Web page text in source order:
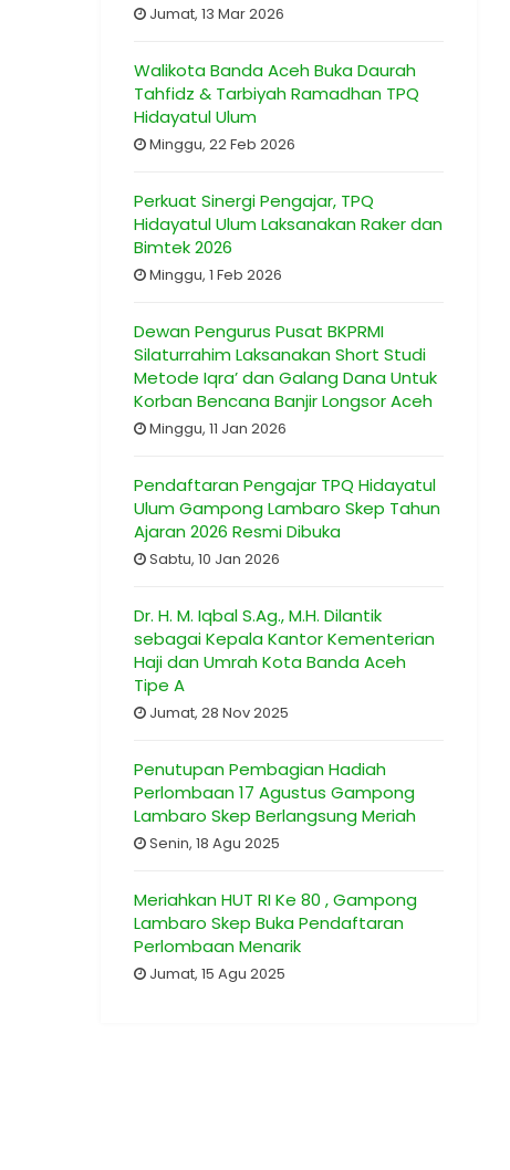
Jumat, 13 Mar 2026
Walikota Banda Aceh Buka Daurah
Tahfidz & Tarbiyah Ramadhan TPQ
Hidayatul Ulum
Minggu, 22 Feb 2026
Perkuat Sinergi Pengajar, TPQ
Hidayatul Ulum Laksanakan Raker dan
Bimtek 2026
Minggu, 1 Feb 2026
Dewan Pengurus Pusat BKPRMI
Silaturrahim Laksanakan Short Studi
Metode Iqra’ dan Galang Dana Untuk
Korban Bencana Banjir Longsor Aceh
Minggu, 11 Jan 2026
Pendaftaran Pengajar TPQ Hidayatul
Ulum Gampong Lambaro Skep Tahun
Ajaran 2026 Resmi Dibuka
Sabtu, 10 Jan 2026
Dr. H. M. Iqbal S.Ag., M.H. Dilantik
sebagai Kepala Kantor Kementerian
Haji dan Umrah Kota Banda Aceh
Tipe A
Jumat, 28 Nov 2025
Penutupan Pembagian Hadiah
Perlombaan 17 Agustus Gampong
Lambaro Skep Berlangsung Meriah
Senin, 18 Agu 2025
Meriahkan HUT RI Ke 80 , Gampong
Lambaro Skep Buka Pendaftaran
Perlombaan Menarik
Jumat, 15 Agu 2025